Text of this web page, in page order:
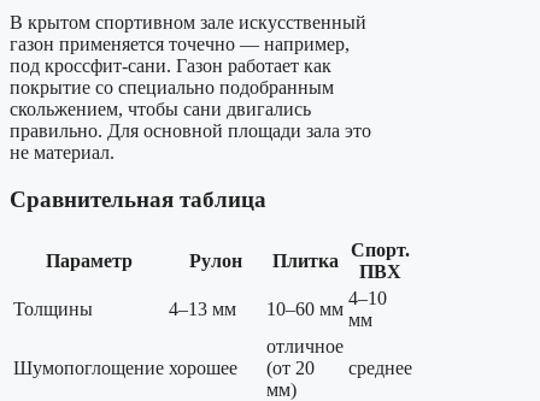
В крытом спортивном зале искусственный
газон применяется точечно — например,
под кроссфит-сани. Газон работает как
покрытие со специально подобранным
скольжением, чтобы сани двигались
правильно. Для основной площади зала это
не материал.
Сравнительная таблица
Параметр Рулон Плитка
Спорт.
ПВХ
Толщины
4–13 мм 10–60 мм
4–10
мм
Шумопоглощение хорошее
отличное
(от 20
мм)
среднее